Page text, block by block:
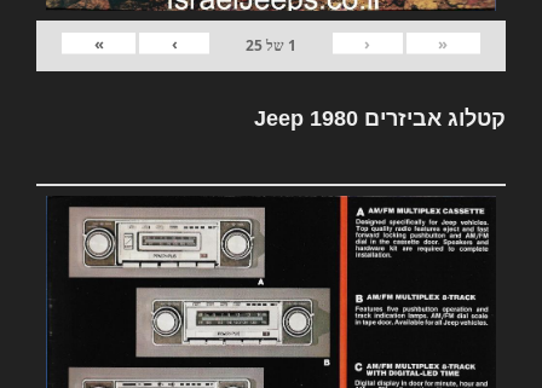
«
‹
1 של25
›
»
קטלוג אביזרים Jeep 1980